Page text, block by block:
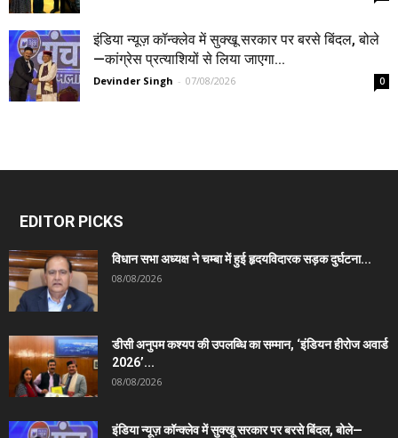
इंडिया न्यूज़ कॉन्क्लेव में सुक्खू सरकार पर बरसे बिंदल, बोले
—कांग्रेस प्रत्याशियों से लिया जाएगा...
Devinder Singh - 07/08/2026 0
EDITOR PICKS
विधान सभा अध्यक्ष ने चम्बा में हुई हृदयविदारक सड़क दुर्घटना...
08/08/2026
डीसी अनुपम कश्यप की उपलब्धि का सम्मान, ‘इंडियन हीरोज अवार्ड
2026’...
08/08/2026
इंडिया न्यूज़ कॉन्क्लेव में सुक्खू सरकार पर बरसे बिंदल, बोले—